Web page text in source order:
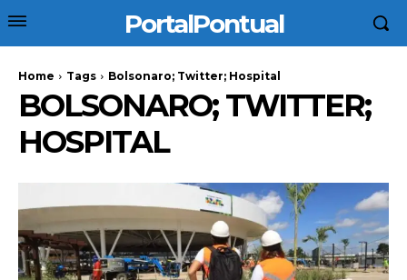
PortalPontual
Home Tags Bolsonaro; Twitter; Hospital
BOLSONARO; TWITTER;
HOSPITAL